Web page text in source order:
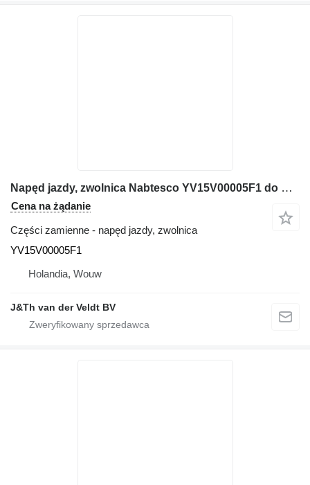
Napęd jazdy, zwolnica Nabtesco YV15V00005F1 do maszyn budowlanych E115SR E135SR E135SRLC
Cena na żądanie
Części zamienne - napęd jazdy, zwolnica
YV15V00005F1
Holandia, Wouw
J&Th van der Veldt BV